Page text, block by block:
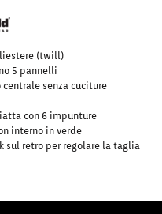
(twill)
5 pannelli
centrale senza cuciture
con 6 impunture
interno in verde
sul retro per regolare la taglia